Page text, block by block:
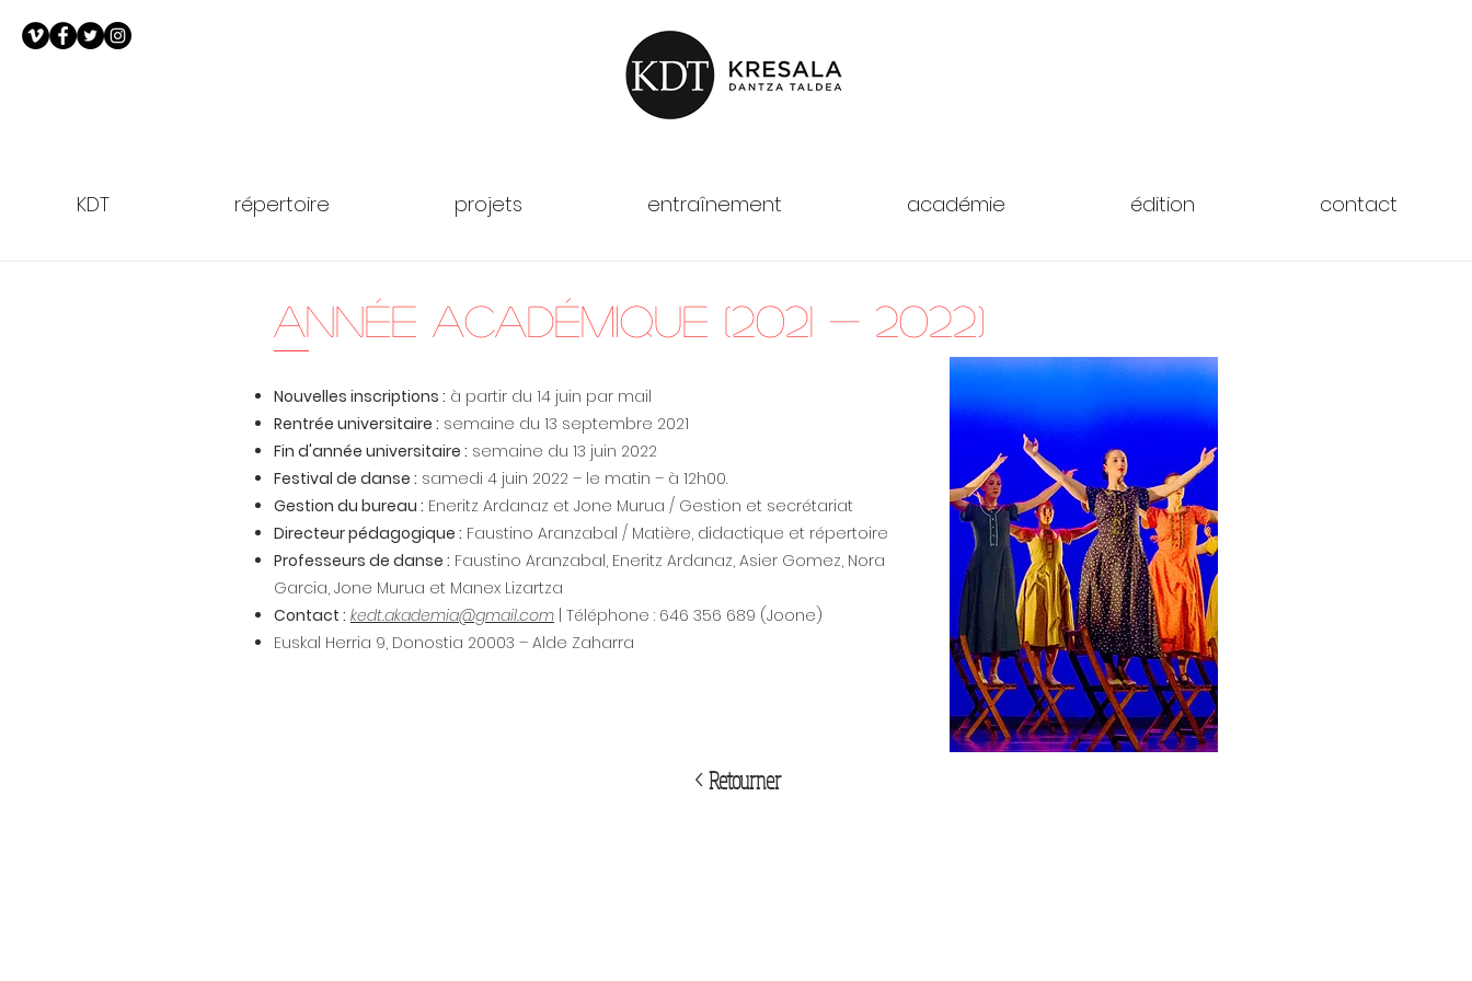
KDT répertoire projets entraînement académie édition contact
année académique (2021 - 2022)
Nouvelles inscriptions : à partir du 14 juin par mail
Rentrée universitaire : semaine du 13 septembre 2021
Fin d'année universitaire : semaine du 13 juin 2022
Festival de danse : samedi 4 juin 2022 – le matin – à 12h00.
Gestion du bureau : Eneritz Ardanaz et Jone Murua / Gestion et secrétariat
Directeur pédagogique : Faustino Aranzabal / Matière, didactique et répertoire
Professeurs de danse : Faustino Aranzabal, Eneritz Ardanaz, Asier Gomez, Nora
Garcia, Jone Murua et Manex Lizartza
Contact : kedt.akademia@gmail.com | Téléphone : 646 356 689 (Joone)
Euskal Herria 9, Donostia 20003 – Alde Zaharra
< Retourner